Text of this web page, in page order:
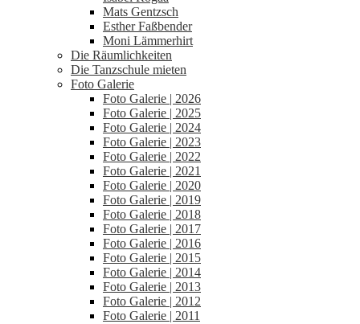
Mats Gentzsch
Esther Faßbender
Moni Lämmerhirt
Die Räumlichkeiten
Die Tanzschule mieten
Foto Galerie
Foto Galerie | 2026
Foto Galerie | 2025
Foto Galerie | 2024
Foto Galerie | 2023
Foto Galerie | 2022
Foto Galerie | 2021
Foto Galerie | 2020
Foto Galerie | 2019
Foto Galerie | 2018
Foto Galerie | 2017
Foto Galerie | 2016
Foto Galerie | 2015
Foto Galerie | 2014
Foto Galerie | 2013
Foto Galerie | 2012
Foto Galerie | 2011